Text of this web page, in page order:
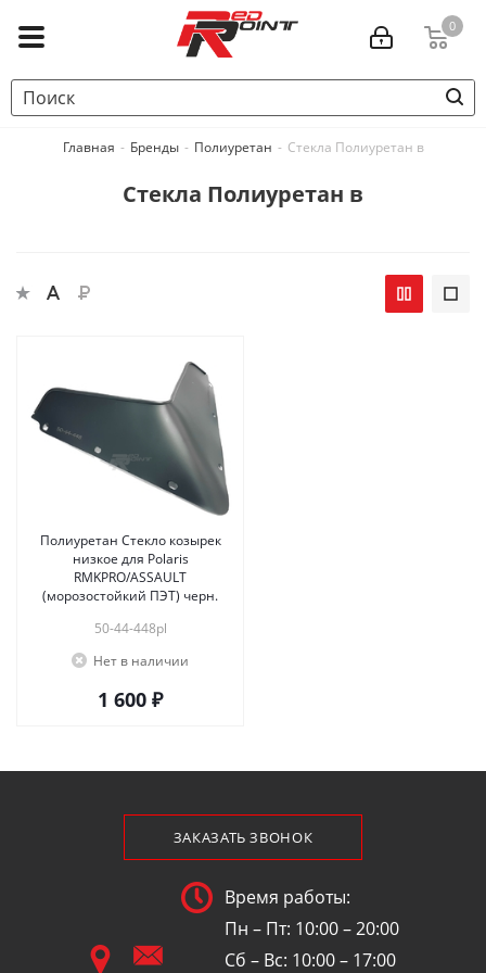
0
Главная - Бренды - Полиуретан - Стекла Полиуретан в
Стекла Полиуретан в
Полиуретан Стекло козырек
низкое для Polaris
RMKPRO/ASSAULT
(морозостойкий ПЭТ) черн.
50-44-448pl
Нет в наличии
1 600 ₽
ЗАКАЗАТЬ ЗВОНОК
Время работы:
Пн – Пт: 10:00 – 20:00
Сб – Вс: 10:00 – 17:00